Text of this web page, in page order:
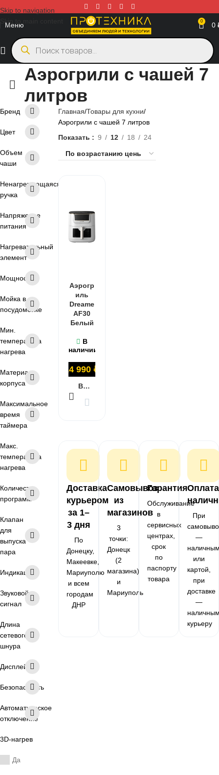
Skip to navigation
Skip to main content
Меню 0 0
Аэрогрили с чашей 7
литров
Бренд
Цвет
Объем
чаши
Ненагревающаяся
ручка
Напряжение
питания
Нагревательный
элемент
Мощность
Мойка в
посудомойке
Мин.
температура
нагрева
Материал
корпуса
Максимальное
время
таймера
Макс.
температура
нагрева
Количество
программ
Клапан
для
выпуска
пара
Индикация
Звуковой
сигнал
Длина
сетевого
шнура
Дисплей
Безопасность
Автоматическое
отключение
3D-нагрев
Да
Главная Товары для кухни
Аэрогрили с чашей 7 литров
Показать
9 12 18 24
Аэрогр
иль
Dreame
AF30
Белый
В
наличии
14 990₽
В КОРЗИНУ
Доставка
курьером
за 1–
3 дня
По
Донецку,
Макеевке,
Мариуполю
и всем
городам
ДНР
Самовывоз
из
магазинов
3
точки:
Донецк
(2
магазина)
и
Мариуполь
Гарантия
Обслуживание
в
сервисных
центрах,
срок
по
паспорту
товара
Оплата
При
—
или
картой,
при
доставке
—
курьеру